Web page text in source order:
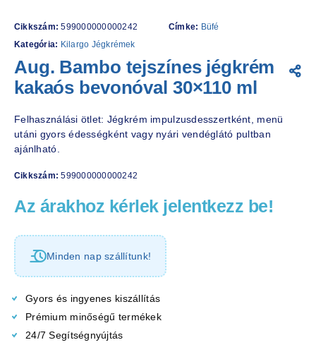
Cikkszám:599000000000242
Kategória: Kilargo Jégkrémek
Címke: Büfé
Aug. Bambo tejszínes jégkrém
kakaós bevonóval 30×110 ml
Felhasználási ötlet: Jégkrém impulzusdesszertként, menü
utáni gyors édességként vagy nyári vendéglátó pultban
ajánlható.
Cikkszám:599000000000242
Az árakhoz kérlek jelentkezz be!
Minden nap szállítunk!
Gyors és ingyenes kiszállítás
Prémium minőségű termékek
24/7 Segítségnyújtás